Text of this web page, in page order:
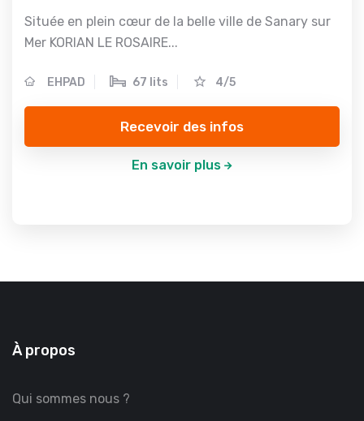
Située en plein cœur de la belle ville de Sanary sur
Mer KORIAN LE ROSAIRE...
EHPAD 67 lits 4/5
Recevoir des infos
En savoir plus
À propos
Qui sommes nous ?